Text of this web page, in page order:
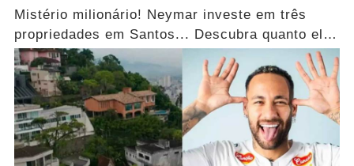
Mistério milionário! Neymar investe em três
propriedades em Santos... Descubra quanto ele
pagou! Ver mais